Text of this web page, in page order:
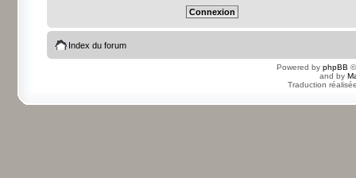
Index du forum
Powered by phpBB
and by
Traduction